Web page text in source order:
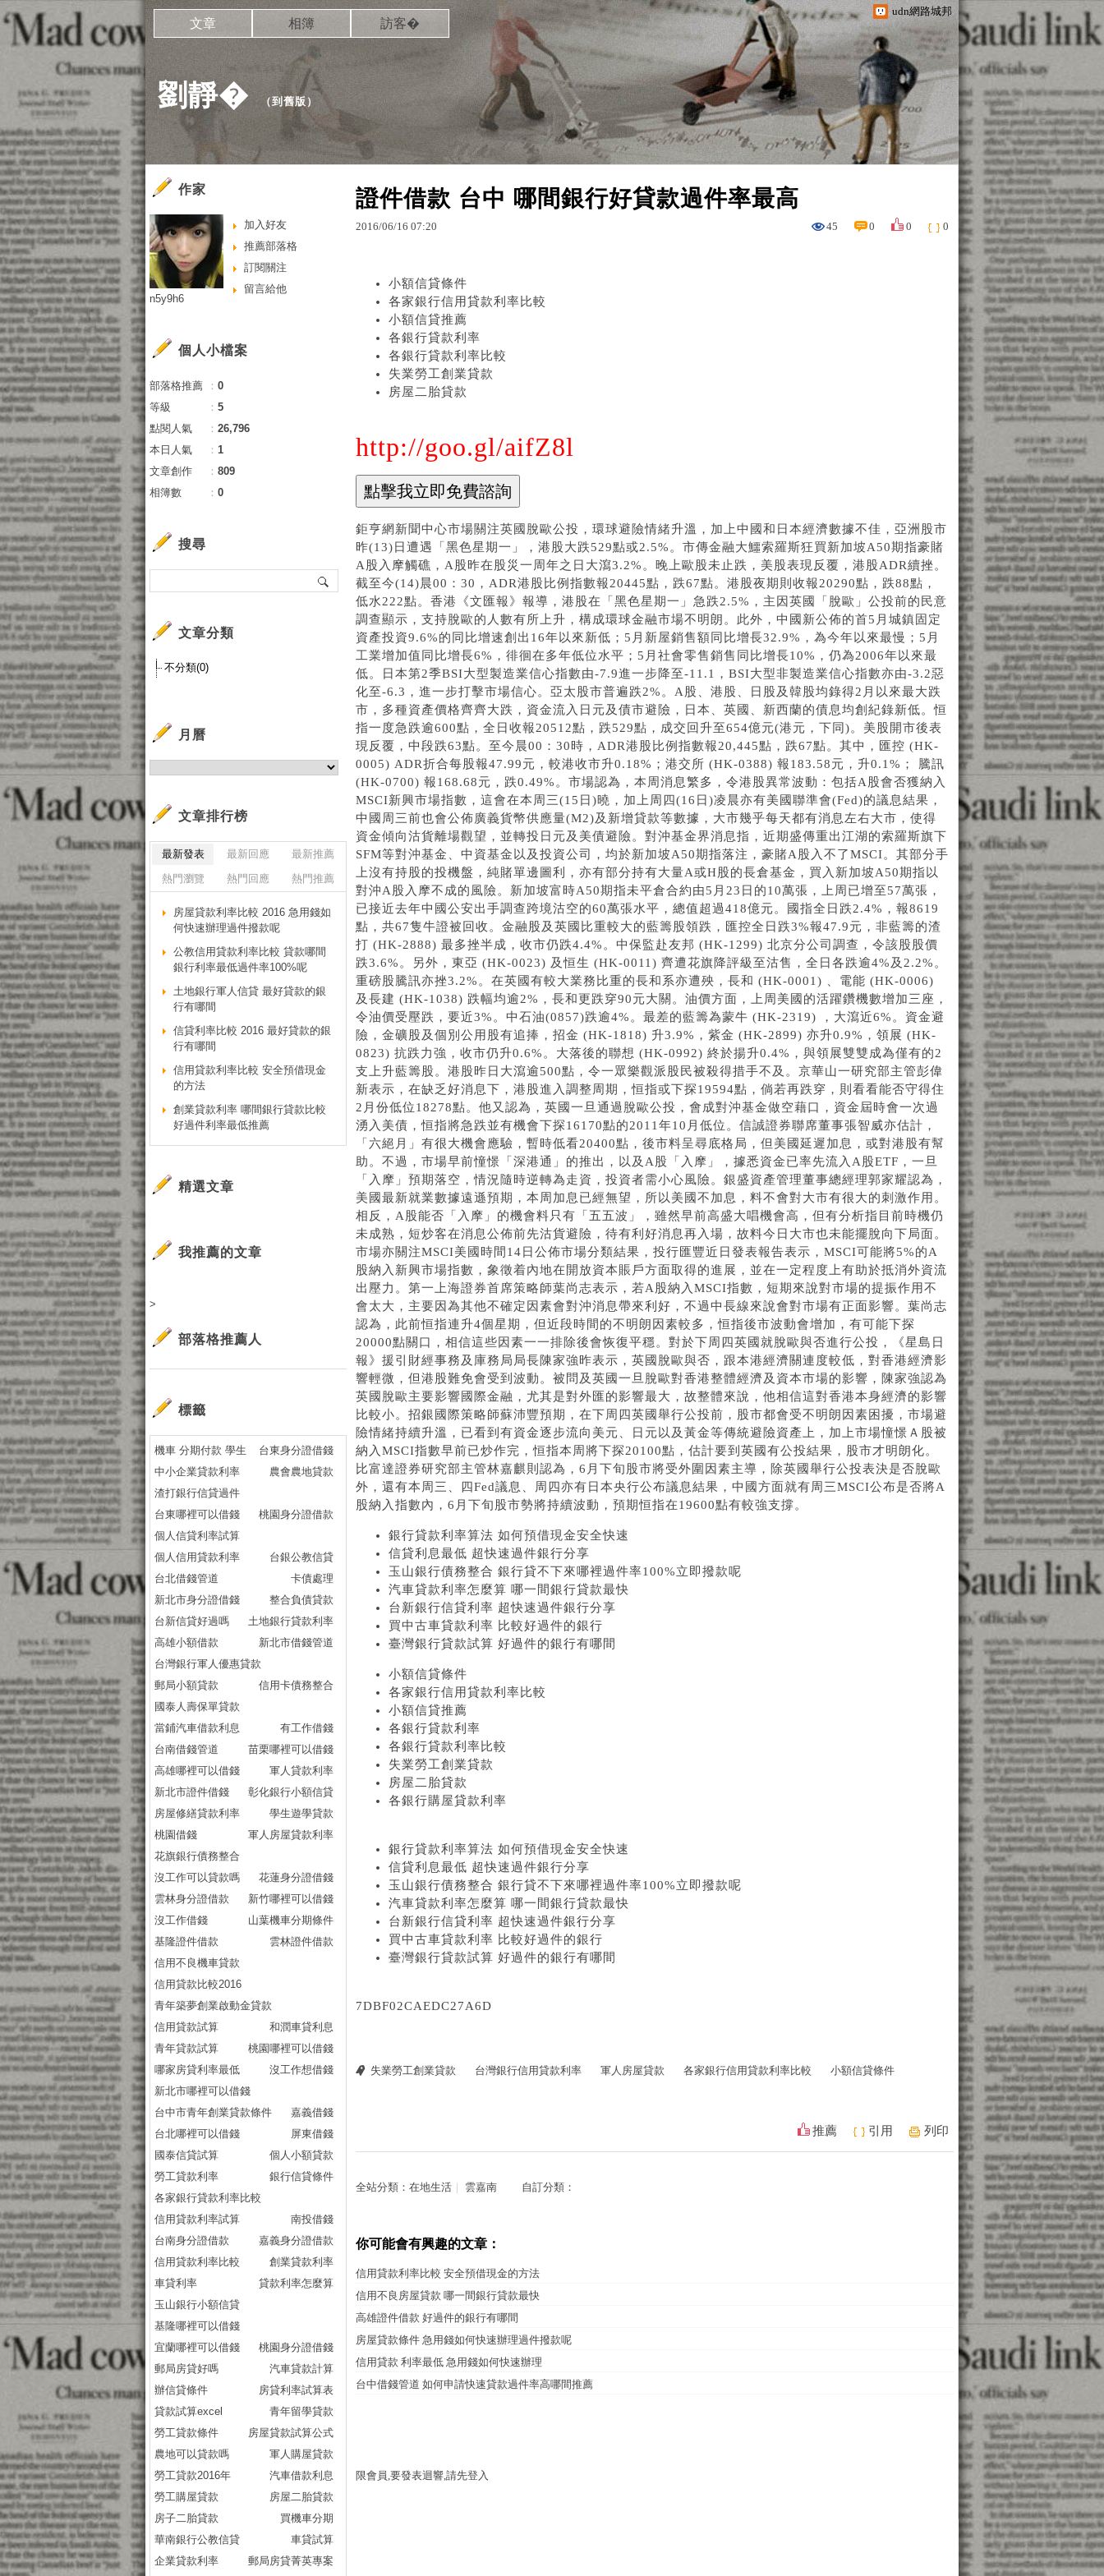
udn網路城邦
劉靜� （到舊版 ）
文章 相簿 訪客�
證件借款 台中 哪間銀行好貸款過件率最高
2016/06/16 07:20 45 0 0 0
小額信貸條件
各家銀行信用貸款利率比較
小額信貸推薦
各銀行貸款利率
各銀行貸款利率比較
失業勞工創業貸款
房屋二胎貸款
http://goo.gl/aifZ8l
鉅亨網新聞中心市場關注英國脫歐公投，環球避險情緒升溫，加上中國和日本經濟數據不佳，亞洲股市
昨(13)日遭遇「黑色星期一」，港股大跌529點或2.5%。市傳金融大鱷索羅斯狂買新加坡A50期指豪賭
A股入摩觸礁，A股昨在股災一周年之日大瀉3.2%。晚上歐股未止跌，美股表現反覆，港股ADR續挫。
截至今(14)晨00：30，ADR港股比例指數報20445點，跌67點。港股夜期則收報20290點，跌88點，
低水222點。香港《文匯報》報導，港股在「黑色星期一」急跌2.5%，主因英國「脫歐」公投前的民意
調查顯示，支持脫歐的人數有所上升，構成環球金融市場不明朗。此外，中國新公佈的首5月城鎮固定
資產投資9.6%的同比增速創出16年以來新低；5月新屋銷售額同比增長32.9%，為今年以來最慢；5月
工業增加值同比增長6%，徘徊在多年低位水平；5月社會零售銷售同比增長10%，仍為2006年以來最
低。日本第2季BSI大型製造業信心指數由-7.9進一步降至-11.1，BSI大型非製造業信心指數亦由-3.2惡
化至-6.3，進一步打擊市場信心。亞太股市普遍跌2%。A股、港股、日股及韓股均錄得2月以來最大跌
市，多種資產價格齊齊大跌，資金流入日元及債市避險，日本、英國、新西蘭的債息均創紀錄新低。恒
指一度急跌逾600點，全日收報20512點，跌529點，成交回升至654億元(港元，下同)。美股開市後表
現反覆，中段跌63點。至今晨00：30時，ADR港股比例指數報20,445點，跌67點。其中，匯控 (HK-
0005) ADR折合每股報47.99元，較港收市升0.18%；港交所 (HK-0388) 報183.58元，升0.1%； 騰訊
(HK-0700) 報168.68元，跌0.49%。市場認為，本周消息繁多，令港股異常波動：包括A股會否獲納入
MSCI新興市場指數，這會在本周三(15日)曉，加上周四(16日)凌晨亦有美國聯準會(Fed)的議息結果，
中國周三前也會公佈廣義貨幣供應量(M2)及新增貸款等數據，大市幾乎每天都有消息左右大市，使得
資金傾向沽貨離場觀望，並轉投日元及美債避險。對沖基金界消息指，近期盛傳重出江湖的索羅斯旗下
SFM等對沖基金、中資基金以及投資公司，均於新加坡A50期指落注，豪賭A股入不了MSCI。其部分手
上沒有持股的投機盤，純賭單邊圖利，亦有部分持有大量A或H股的長倉基金，買入新加坡A50期指以
對沖A股入摩不成的風險。新加坡富時A50期指未平倉合約由5月23日的10萬張，上周已增至57萬張，
已接近去年中國公安出手調查跨境沽空的60萬張水平，總值超過418億元。國指全日跌2.4%，報8619
點，共67隻牛證被回收。金融股及英國比重較大的藍籌股領跌，匯控全日跌3%報47.9元，非藍籌的渣
打 (HK-2888) 最多挫半成，收市仍跌4.4%。中保監赴友邦 (HK-1299) 北京分公司調查，令該股股價
跌3.6%。另外，東亞 (HK-0023) 及恒生 (HK-0011) 齊遭花旗降評級至沽售，全日各跌逾4%及2.2%。
重磅股騰訊亦挫3.2%。在英國有較大業務比重的長和系亦遭殃，長和 (HK-0001) 、電能 (HK-0006)
及長建 (HK-1038) 跌幅均逾2%，長和更跌穿90元大關。油價方面，上周美國的活躍鑽機數增加三座，
令油價受壓跌，要近3%。中石油(0857)跌逾4%。最差的藍籌為蒙牛 (HK-2319) ，大瀉近6%。資金避
險，金礦股及個別公用股有追捧，招金 (HK-1818) 升3.9%，紫金 (HK-2899) 亦升0.9%，領展 (HK-
0823) 抗跌力強，收市仍升0.6%。大落後的聯想 (HK-0992) 終於揚升0.4%，與領展雙雙成為僅有的2
支上升藍籌股。港股昨日大瀉逾500點，令一眾樂觀派股民被殺得措手不及。京華山一研究部主管彭偉
新表示，在缺乏好消息下，港股進入調整周期，恒指或下探19594點，倘若再跌穿，則看看能否守得住
2月份低位18278點。他又認為，英國一旦通過脫歐公投，會成對沖基金做空藉口，資金屆時會一次過
湧入美債，恒指將急跌並有機會下探16170點的2011年10月低位。信誠證券聯席董事張智威亦估計，
「六絕月」有很大機會應驗，暫時低看20400點，後市料呈尋底格局，但美國延遲加息，或對港股有幫
助。不過，市場早前憧憬「深港通」的推出，以及A股「入摩」，據悉資金已率先流入A股ETF，一旦
「入摩」預期落空，情況隨時逆轉為走資，投資者需小心風險。銀盛資產管理董事總經理郭家耀認為，
美國最新就業數據遠遜預期，本周加息已經無望，所以美國不加息，料不會對大市有很大的刺激作用。
相反，A股能否「入摩」的機會料只有「五五波」，雖然早前高盛大唱機會高，但有分析指目前時機仍
未成熟，短炒客在消息公佈前先沽貨避險，待有利好消息再入場，故料今日大市也未能擺脫向下局面。
市場亦關注MSCI美國時間14日公佈市場分類結果，投行匯豐近日發表報告表示，MSCI可能將5%的A
股納入新興市場指數，象徵着內地在開放資本賬戶方面取得的進展，並在一定程度上有助於抵消外資流
出壓力。第一上海證券首席策略師葉尚志表示，若A股納入MSCI指數，短期來說對市場的提振作用不
會太大，主要因為其他不確定因素會對沖消息帶來利好，不過中長線來說會對市場有正面影響。葉尚志
認為，此前恒指連升4個星期，但近段時間的不明朗因素較多，恒指後市波動會增加，有可能下探
20000點關口，相信這些因素一一排除後會恢復平穩。對於下周四英國就脫歐與否進行公投，《星島日
報》援引財經事務及庫務局局長陳家強昨表示，英國脫歐與否，跟本港經濟關連度較低，對香港經濟影
響輕微，但港股難免會受到波動。被問及英國一旦脫歐對香港整體經濟及資本市場的影響，陳家強認為
英國脫歐主要影響國際金融，尤其是對外匯的影響最大，故整體來說，他相信這對香港本身經濟的影響
比較小。招銀國際策略師蘇沛豐預期，在下周四英國舉行公投前，股市都會受不明朗因素困擾，市場避
險情緒持續升溫，已看到有資金逐步流向美元、日元以及黃金等傳統避險資產上，加上市場憧憬Ａ股被
納入MSCI指數早前已炒作完，恒指本周將下探20100點，估計要到英國有公投結果，股市才明朗化。
比富達證券研究部主管林嘉麒則認為，6月下旬股市將受外圍因素主導，除英國舉行公投表決是否脫歐
外，還有本周三、四Fed議息、周四亦有日本央行公布議息結果，中國方面就有周三MSCI公布是否將A
股納入指數內，6月下旬股市勢將持續波動，預期恒指在19600點有較強支撐。
銀行貸款利率算法 如何預借現金安全快速
信貸利息最低 超快速過件銀行分享
玉山銀行債務整合 銀行貸不下來哪裡過件率100%立即撥款呢
汽車貸款利率怎麼算 哪一間銀行貸款最快
台新銀行信貸利率 超快速過件銀行分享
買中古車貸款利率 比較好過件的銀行
臺灣銀行貸款試算 好過件的銀行有哪間
小額信貸條件
各家銀行信用貸款利率比較
小額信貸推薦
各銀行貸款利率
各銀行貸款利率比較
失業勞工創業貸款
房屋二胎貸款
各銀行購屋貸款利率
銀行貸款利率算法 如何預借現金安全快速
信貸利息最低 超快速過件銀行分享
玉山銀行債務整合 銀行貸不下來哪裡過件率100%立即撥款呢
汽車貸款利率怎麼算 哪一間銀行貸款最快
台新銀行信貸利率 超快速過件銀行分享
買中古車貸款利率 比較好過件的銀行
臺灣銀行貸款試算 好過件的銀行有哪間
7DBF02CAEDC27A6D
失業勞工創業貸款 台灣銀行信用貸款利率 軍人房屋貸款 各家銀行信用貸款利率比較 小額信貸條件
推薦 引用 列印
全站分類： 在地生活 雲嘉南 自訂分類：
你可能會有興趣的文章：
信用貸款利率比較 安全預借現金的方法
信用不良房屋貸款 哪一間銀行貸款最快
高雄證件借款 好過件的銀行有哪間
房屋貸款條件 急用錢如何快速辦理過件撥款呢
信用貸款 利率最低 急用錢如何快速辦理
台中借錢管道 如何申請快速貸款過件率高哪間推薦
限會員,要發表迴響,請先登入
作家
加入好友
推薦部落格
訂閱關注
留言給他
n5y9h6
個人小檔案
部落格推薦 ： 0
等級
： 5
點閱人氣
： 26,796
本日人氣
： 1
文章創作
： 809
相簿數
： 0
搜尋
文章分類
不分類(0)
月曆
文章排行榜
最新發表 最新回應
最新推薦
熱門瀏覽
熱門回應 熱門推薦
房屋貸款利率比較 2016 急用錢如
何快速辦理過件撥款呢
公教信用貸款利率比較 貸款哪間
銀行利率最低過件率100%呢
土地銀行軍人信貸 最好貸款的銀
行有哪間
信貸利率比較 2016 最好貸款的銀
行有哪間
信用貸款利率比較 安全預借現金
的方法
創業貸款利率 哪間銀行貸款比較
好過件利率最低推薦
精選文章
我推薦的文章
>
部落格推薦人
標籤
機車 分期付款 學生
台東身分證借錢
中小企業貸款利率
農會農地貸款
渣打銀行信貸過件
台東哪裡可以借錢
桃園身分證借款
個人信貸利率試算
個人信用貸款利率
台銀公教信貸
台北借錢管道
卡債處理
新北市身分證借錢
整合負債貸款
台新信貸好過嗎
土地銀行貸款利率
高雄小額借款
新北市借錢管道
台灣銀行軍人優惠貸款
郵局小額貸款
信用卡債務整合
國泰人壽保單貸款
當鋪汽車借款利息
有工作借錢
台南借錢管道
苗栗哪裡可以借錢
高雄哪裡可以借錢
軍人貸款利率
新北市證件借錢
彰化銀行小額信貸
房屋修繕貸款利率
學生遊學貸款
桃園借錢
軍人房屋貸款利率
花旗銀行債務整合
沒工作可以貸款嗎
花蓮身分證借錢
雲林身分證借款
新竹哪裡可以借錢
沒工作借錢
山葉機車分期條件
基隆證件借款
雲林證件借款
信用不良機車貸款
信用貸款比較2016
青年築夢創業啟動金貸款
信用貸款試算
和潤車貸利息
青年貸款試算
桃園哪裡可以借錢
哪家房貸利率最低
沒工作想借錢
新北市哪裡可以借錢
台中市青年創業貸款條件
嘉義借錢
台北哪裡可以借錢
屏東借錢
國泰信貸試算
個人小額貸款
勞工貸款利率
銀行信貸條件
各家銀行貸款利率比較
信用貸款利率試算
南投借錢
台南身分證借款
嘉義身分證借款
信用貸款利率比較
創業貸款利率
車貸利率
貸款利率怎麼算
玉山銀行小額信貸
基隆哪裡可以借錢
宜蘭哪裡可以借錢
桃園身分證借錢
郵局房貸好嗎
汽車貸款計算
辦信貸條件
房貸利率試算表
貸款試算excel
青年留學貸款
勞工貸款條件
房屋貸款試算公式
農地可以貸款嗎
軍人購屋貸款
勞工貸款2016年
汽車借款利息
勞工購屋貸款
房屋二胎貸款
房子二胎貸款
買機車分期
華南銀行公教信貸
車貸試算
企業貸款利率
郵局房貸菁英專案